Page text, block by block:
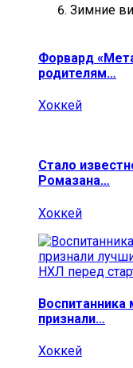
Зимние
Форвард
родителям…
Хоккей
Стало
Ромазана…
Хоккей
Воспитанника
признали…
Хоккей